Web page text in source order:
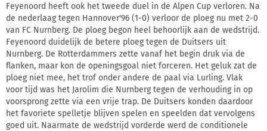
Feyenoord heeft ook het tweede duel in de Alpen Cup verloren. Na
de nederlaag tegen Hannover'96 (1-0) verloor de ploeg nu met 2-0
van FC Nurnberg. De ploeg begon heel behoorlijk aan de wedstrijd.
Feyenoord duidelijk de betere ploeg tegen de Duitsers uit
Nurnberg. De Rotterdammers zette vanaf het begin druk via de
flanken, maar kon de openingsgoal niet forceren. Het geluk zat de
ploeg niet mee, het trof onder andere de paal via Lurling. Vlak
voor tijd was het Jarolim die Nurnberg tegen de verhouding in op
voorsprong zette via een vrije trap. De Duitsers konden daardoor
het favoriete spelletje blijven spelen en speelden dat vervolgens
goed uit. Naarmate de wedstrijd vorderde werd de conditionele